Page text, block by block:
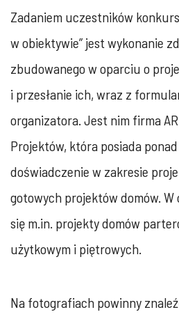
Zadaniem uczestników
w obiektywie” jest wykonanie
zbudowanego w oparciu o
i przesłanie ich, wraz z
organizatora. Jest nim firma
Projektów, która posiada
doświadczenie w zakresie
gotowych projektów domów.
się m.in. projekty domów
użytkowym i piętrowych.
Na fotografiach powinny